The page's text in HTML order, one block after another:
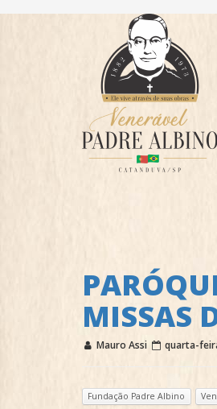
MISSAS
Mauro Assi quarta-
Fundação Padre Albino